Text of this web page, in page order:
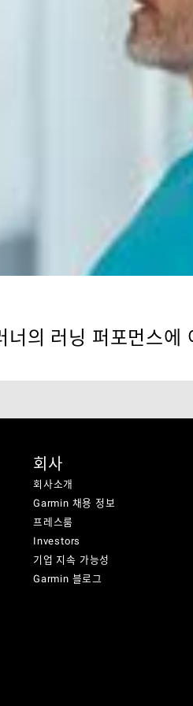
의 러닝 퍼포먼스에
회사
회사소개
Garmin 채용 정보
프레스룸
Investors
기업 지속 가능성
Garmin 블로그